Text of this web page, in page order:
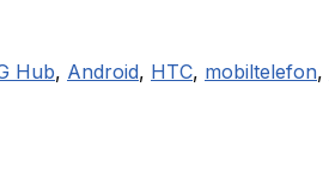
Hub, Android, HTC, mobiltelefon,